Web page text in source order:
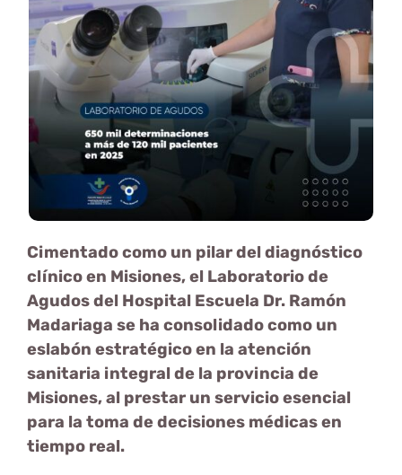
Cimentado como un pilar del diagnóstico
clínico en Misiones, el Laboratorio de
Agudos del Hospital Escuela Dr. Ramón
Madariaga se ha consolidado como un
eslabón estratégico en la atención
sanitaria integral de la provincia de
Misiones, al prestar un servicio esencial
para la toma de decisiones médicas en
tiempo real.